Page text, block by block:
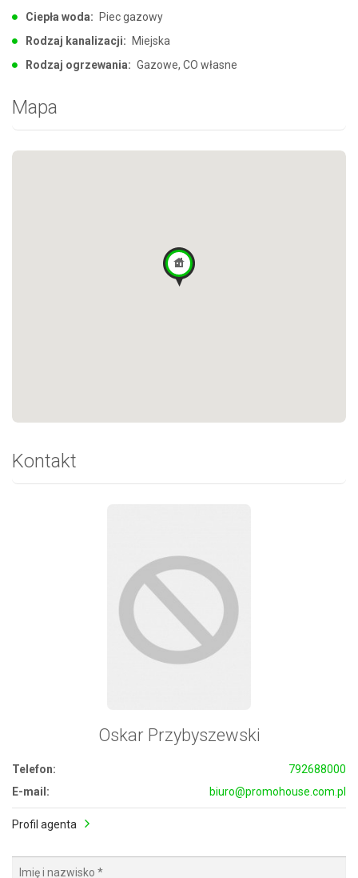
Ciepła woda: Piec gazowy
Rodzaj kanalizacji: Miejska
Rodzaj ogrzewania: Gazowe, CO własne
Mapa
Kontakt
Oskar Przybyszewski
Telefon:
792688000
E-mail:
biuro@promohouse.com.pl
Profil agenta